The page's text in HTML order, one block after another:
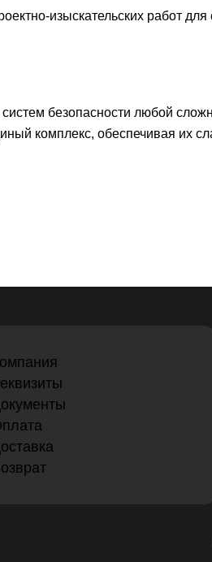
изыскательских работ
безопасности любой
комплекс, обеспечивая их